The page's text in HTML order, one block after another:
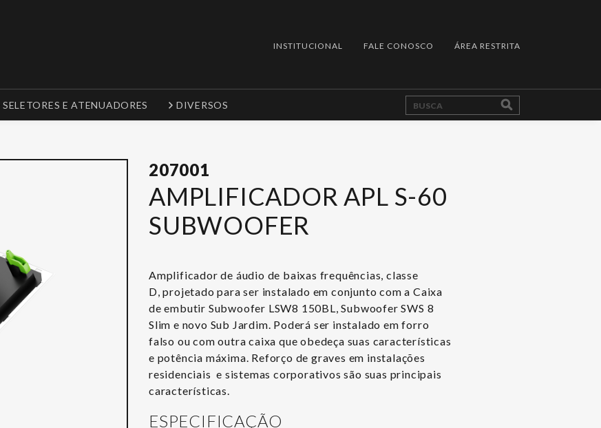
INSTITUCIONAL FALE CONOSCO ÁREA RESTRITA
SELETORES E ATENUADORES DIVERSOS
207001
AMPLIFICADOR APL S-60
SUBWOOFER
Amplificador de áudio de baixas frequências, classe
D,projetado para ser instalado em conjunto com a Caixa
de embutir Subwoofer LSW8 150BL, Subwoofer SWS 8
Slim e novo Sub Jardim. Poderá ser instalado em forro
falso ou com outra caixa que obedeça suas características
e potência máxima. Reforço de graves em instalações
residenciais e sistemas corporativos são suas principais
características.
ESPECIFICAÇÃO